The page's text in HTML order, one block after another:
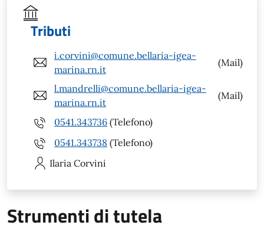
Tributi
i.corvini@comune.bellaria-igea-
marina.rn.it
(Mail)
l.mandrelli@comune.bellaria-igea-
marina.rn.it
(Mail)
0541.343736 (Telefono)
0541.343738 (Telefono)
Ilaria Corvini
Strumenti di tutela